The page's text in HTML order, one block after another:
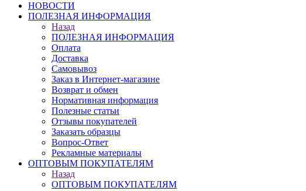
НОВОСТИ
ПОЛЕЗНАЯ ИНФОРМАЦИЯ
Назад
ПОЛЕЗНАЯ ИНФОРМАЦИЯ
Оплата
Доставка
Самовывоз
Заказ в Интернет-магазине
Возврат и обмен
Нормативная информация
Полезные статьи
Отзывы покупателей
Заказать образцы
Вопрос-Ответ
Рекламные материалы
ОПТОВЫМ ПОКУПАТЕЛЯМ
Назад
ОПТОВЫМ ПОКУПАТЕЛЯМ